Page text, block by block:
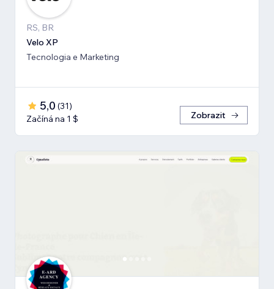
RS, BR
Velo XP
Tecnologia e Marketing
5,0 (31)
Začíná na 1 $
Zobrazit